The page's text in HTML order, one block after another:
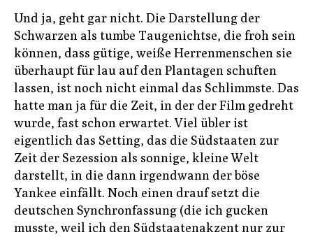
Und ja, geht gar nicht. Die Darstellung der
Schwarzen als tumbe Taugenichtse, die froh sein
können, dass gütige, weiße Herrenmenschen sie
überhaupt für lau auf den Plantagen schuften
lassen, ist noch nicht einmal das Schlimmste. Das
hatte man ja für die Zeit, in der der Film gedreht
wurde, fast schon erwartet. Viel übler ist
eigentlich das Setting, das die Südstaaten zur
Zeit der Sezession als sonnige, kleine Welt
darstellt, in die dann irgendwann der böse
Yankee einfällt. Noch einen drauf setzt die
deutschen Synchronfassung (die ich gucken
musste, weil ich den Südstaatenakzent nur zur